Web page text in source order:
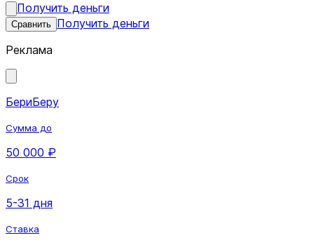
Получить деньги
Сравнить Получить деньги
Реклама
БериБеру
Сумма до
50 000 ₽
Срок
5-31 дня
Ставка